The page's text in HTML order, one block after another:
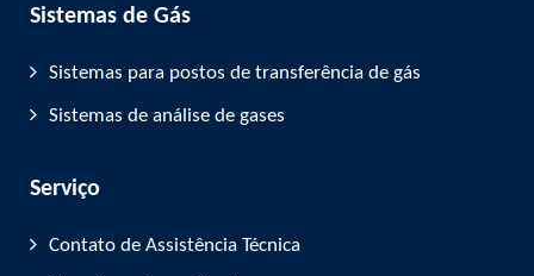
Sistemas de Gás
Sistemas para postos de transferência de gás
Sistemas de análise de gases
Serviço
Contato de Assistência Técnica